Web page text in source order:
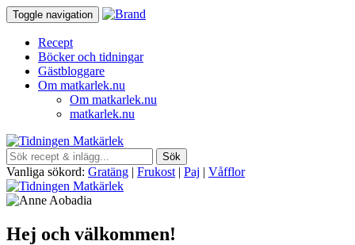
Toggle navigation
Recept
Böcker och tidningar
Gästbloggare
Om matkarlek.nu
Om matkarlek.nu
matkarlek.nu
Vanliga sökord: Gratäng | Frukost | Paj | Våfflor
Hej och välkommen!